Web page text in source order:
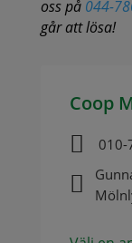
oss på 044-
går att lösa!
Coop
 010-
